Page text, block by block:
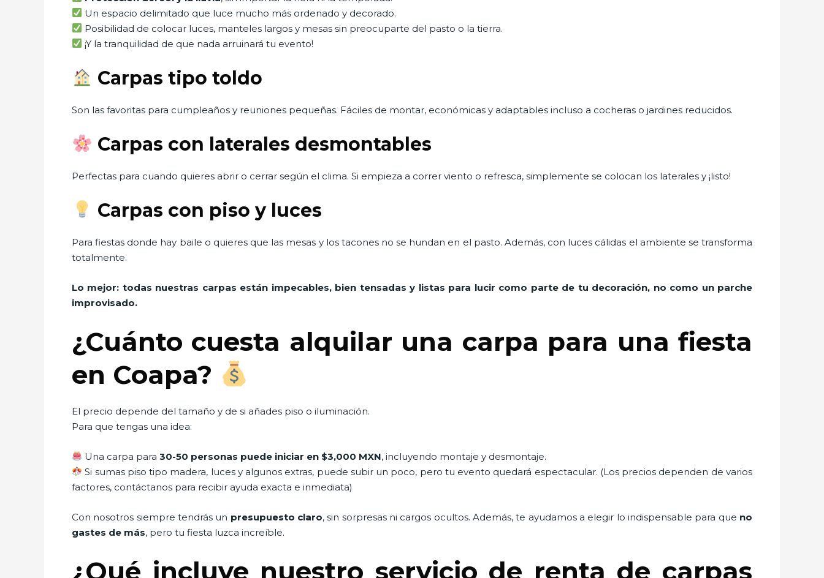
Un espacio delimitado que luce mucho más ordenado y decorado.
Posibilidad de colocar luces, manteles largos y mesas sin preocuparte del pasto o la tierra.
¡Y la tranquilidad de que nada arruinará tu evento!
Carpas tipo toldo
Son las favoritas para cumpleaños y reuniones pequeñas. Fáciles de montar, económicas y adaptables incluso a cocheras o jardines reducidos.
Carpas con laterales desmontables
Perfectas para cuando quieres abrir o cerrar según el clima. Si empieza a correr viento o refresca, simplemente se colocan los laterales y ¡listo!
Carpas con piso y luces
Para fiestas donde hay baile o quieres que las mesas y los tacones no se hundan en el pasto. Además, con luces cálidas el ambiente se transforma
totalmente.
Lo mejor: todas nuestras carpas están impecables, bien tensadas y listas para lucir como parte de tu decoración, no como un parche
improvisado.
¿Cuánto cuesta alquilar una carpa para una fiesta
en Coapa?
El precio depende del tamaño y de si añades piso o iluminación.
Para que tengas una idea:
Una carpa para30-50 personas puede iniciar en $3,000 MXN, incluyendo montaje y desmontaje.
Si sumas piso tipo madera, luces y algunos extras, puede subir un poco, pero tu evento quedará espectacular. (Los precios dependen de varios
factores, contáctanos para recibir ayuda exacta e inmediata)
Con nosotros siempre tendrás un presupuesto claro, sin sorpresas ni cargos ocultos. Además, te ayudamos a elegir lo indispensable para que no
gastes de más, pero tu fiesta luzca increíble.
¿Qué incluye nuestro servicio de renta de carpas